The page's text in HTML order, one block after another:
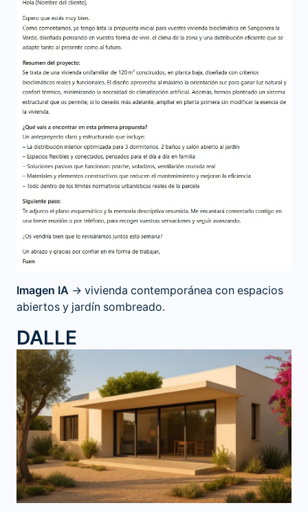
Imagen IA → vivienda contemporánea con espacios
abiertos y jardín sombreado.
DALLE